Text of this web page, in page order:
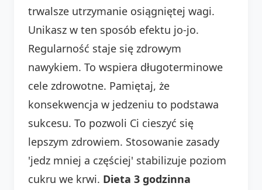
trwalsze utrzymanie osiągniętej wagi.
Unikasz w ten sposób efektu jo-jo.
Regularność staje się zdrowym
nawykiem. To wspiera długoterminowe
cele zdrowotne. Pamiętaj, że
konsekwencja w jedzeniu to podstawa
sukcesu. To pozwoli Ci cieszyć się
lepszym zdrowiem. Stosowanie zasady
'jedz mniej a częściej' stabilizuje poziom
cukru we krwi. Dieta 3 godzinna